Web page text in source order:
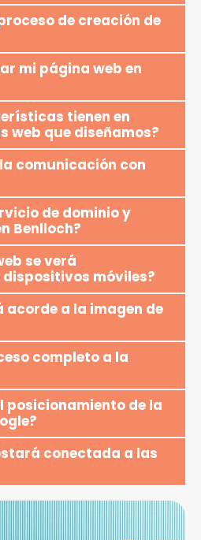
de creación de
mi página web en
tienen en
web que diseñamos?
comunicación con
de dominio y
Benlloch?
se verá
móviles?
acorde a la imagen de
completo a la
posicionamiento de la
conectada a las